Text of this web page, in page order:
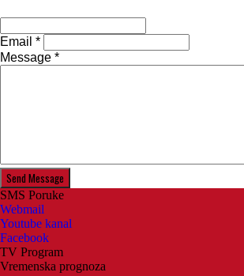
Email *
Message *
Send Message
SMS Poruke
Webmail
Youtube kanal
Facebook
TV Program
Vremenska prognoza